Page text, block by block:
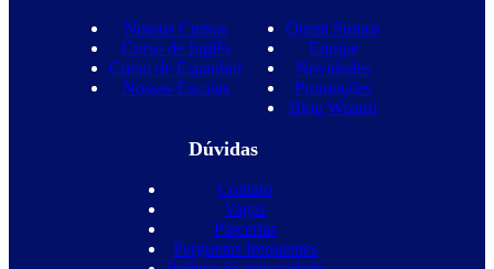
Nossos Cursos
Curso de Inglês
Curso de Espanhol
Nossas Escolas
Quem Somos
Equipe
Novidades
Promoções
Blog Wizard
Dúvidas
Contato
Vagas
Parcerias
Perguntas frequentes